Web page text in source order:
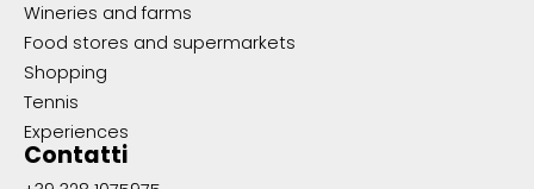
Wineries and farms
Food stores and supermarkets
Shopping
Tennis
Experiences
Contatti